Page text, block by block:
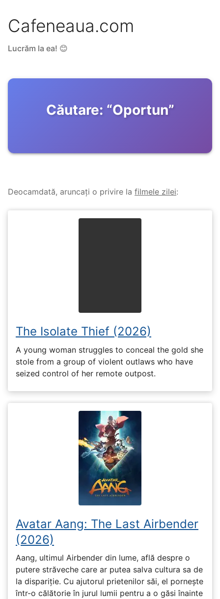
Cafeneaua.com
Lucrăm la ea! 😊
Căutare: “Oportun”
Deocamdată, aruncați o privire la filmele zilei:
The Isolate Thief (2026)
A young woman struggles to conceal the gold she
stole from a group of violent outlaws who have
seized control of her remote outpost.
Avatar Aang: The Last Airbender
(2026)
Aang, ultimul Airbender din lume, află despre o
putere străveche care ar putea salva cultura sa de
la dispariție. Cu ajutorul prietenilor săi, el pornește
într-o călătorie în jurul lumii pentru a o găsi înainte